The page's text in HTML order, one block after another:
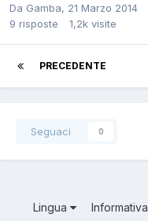
Da Gamba, 21 Marzo 2014
9 risposte 1,2k visite
PRECEDENTE
Seguaci 0
Lingua